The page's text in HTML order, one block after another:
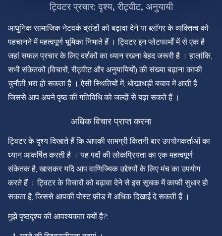
ट्विटर प्रचार: दृश्य, रीट्वीट, अनुयायी
आधुनिक सामाजिक नेटवर्क ब्रांडों को बढ़ावा देने या ब्लॉगर के व्यक्तित्व को
पहचानने में महत्वपूर्ण भूमिका निभाते हैं । ट्विटर इन प्लेटफार्मों में से एक है
जहां सफल प्रचार के लिए दर्शकों का ध्यान रखना बेहद जरूरी है । हालांकि,
सभी संकेतकों (विचारों, रीट्वीट और अनुयायियों) की संख्या बढ़ाना काफी
चुनौती भरा हो सकता है । ऐसी स्थितियों में, धोखाधड़ी बचाव में आती है,
जिससे आप अपने पृष्ठ की गतिविधि को जल्दी से बढ़ा सकते हैं ।
अधिक विचार प्राप्त करना
ट्विटर के दृश्य दिखाते हैं कि आपकी सामग्री कितनी बार उपयोगकर्ताओं का
ध्यान आकर्षित करती है । यह पदों की लोकप्रियता का एक महत्वपूर्ण
संकेतक है, खासकर यदि आप वाणिज्यिक उद्देश्यों के लिए मंच का उपयोग
करते हैं । ट्विटर के विचारों को बढ़ावा देने से इस सूचक में काफी सुधार हो
सकता है, जिससे आपकी पोस्ट फ़ीड में अधिक दिखाई दे सकती हैं ।
मुझे पृष्ठदृश्य की आवश्यकता क्यों है?: